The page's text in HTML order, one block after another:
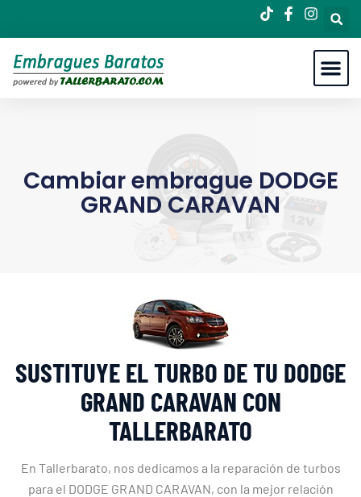
Cambiar embrague DODGE
GRAND CARAVAN
SUSTITUYE EL TURBO DE TU DODGE
GRAND CARAVAN CON
TALLERBARATO
En Tallerbarato, nos dedicamos a la reparación de turbos
para el DODGE GRAND CARAVAN, con la mejor relación